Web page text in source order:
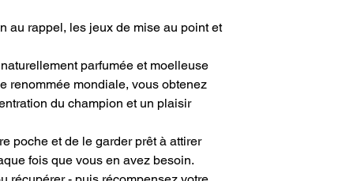
au rappel, les jeux de mise au point et
parfumée et moelleuse
renommée mondiale, vous obtenez
du champion et un plaisir
poche et de le garder prêt à attirer
fois que vous en avez besoin.